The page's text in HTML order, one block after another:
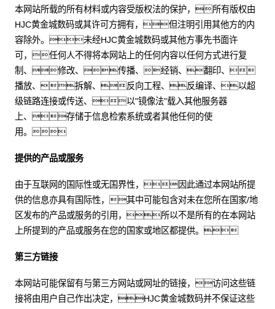
本网站所载的所有材料或内容受版权法的保护，所有版权由
HJC黄金城数码或其许可方拥有，但注明引用其他方的内
容除外。未经HJC黄金城数码或其他方事先书面许
可，任何人不得将本网站上的任何内容以任何方式进行复
制、修改、传播、经销、翻印、
播放、拆解、反向工程、反编译、以超
级链路连接或传送、以"镜像法"载入其他服务器
上、存储于信息检索系统或者其他任何的使
用。
提供的产品或服务
由于互联网的国际性或无国界性，因此通过本网站所提
供的信息亦具有国际性，其中可能包含对未在您所在国家/地
区发布的产品或服务的引用，所以不是所有的在本网站
上所提到的产品或服务在您的国家或地区都提供。
第三方链接
本网站可能保留有与第三方网站或网址的链接，访问这些链
接将由用户自己作出决定，HJC黄金城数码并不保证这些